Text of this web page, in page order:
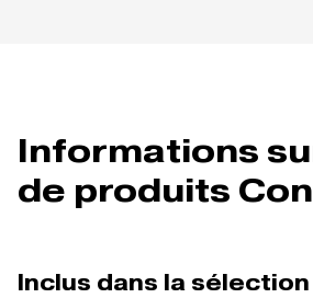
Informations
de produits
Inclus dans la sélection